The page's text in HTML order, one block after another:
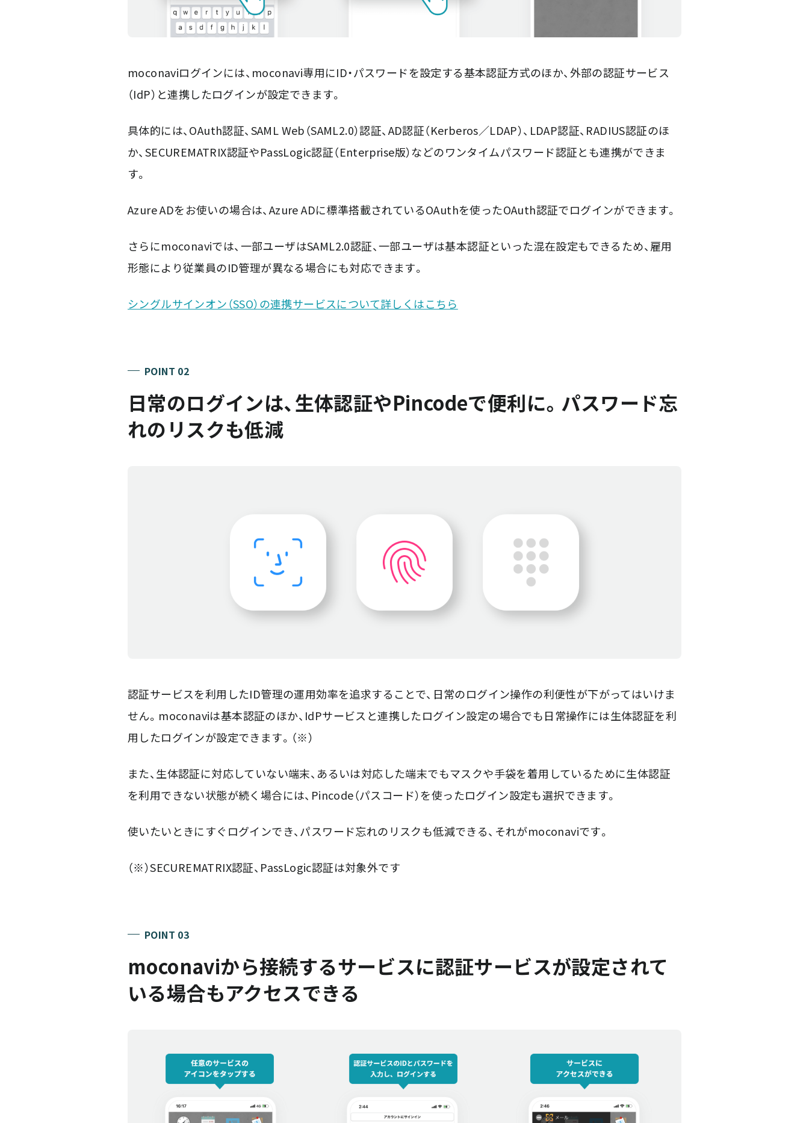
moconaviログインには、moconavi専用にID・パスワードを設定する基本認証方式のほか、外部の認証サービス
（IdP）と連携したログインが設定できます。
具体的には、OAuth認証、SAML Web（SAML2.0）認証、AD認証（Kerberos／LDAP）、LDAP認証、RADIUS認証のほ
か、SECUREMATRIX認証やPassLogic認証（Enterprise版）などのワンタイムパスワード認証とも連携ができま
す。
Azure ADをお使いの場合は、Azure ADに標準搭載されているOAuthを使ったOAuth認証でログインができます。
さらにmoconaviでは、一部ユーザはSAML2.0認証、一部ユーザは基本認証といった混在設定もできるため、雇用
形態により従業員のID管理が異なる場合にも対応できます。
シングルサインオン（SSO）の連携サービスについて詳しくはこちら
POINT 02
日常のログインは、生体認証やPincodeで便利に。パスワード忘
れのリスクも低減
認証サービスを利用したID管理の運用効率を追求することで、日常のログイン操作の利便性が下がってはいけま
せん。moconaviは基本認証のほか、IdPサービスと連携したログイン設定の場合でも日常操作には生体認証を利
用したログインが設定できます。（※）
また、生体認証に対応していない端末、あるいは対応した端末でもマスクや手袋を着用しているために生体認証
を利用できない状態が続く場合には、Pincode（パスコード）を使ったログイン設定も選択できます。
使いたいときにすぐログインでき、パスワード忘れのリスクも低減できる、それがmoconaviです。
（※）SECUREMATRIX認証、PassLogic認証は対象外です
POINT 03
moconaviから接続するサービスに認証サービスが設定されて
いる場合もアクセスできる